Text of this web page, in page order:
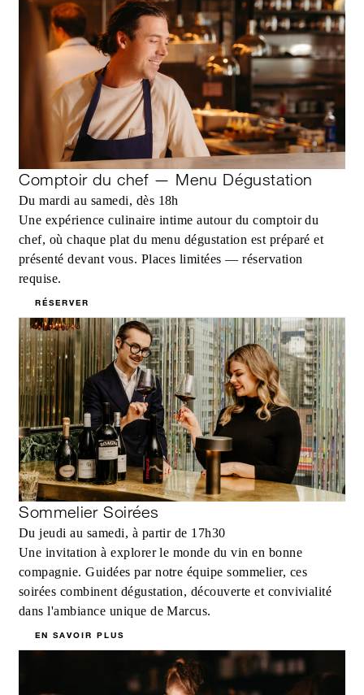
Comptoir du chef — Menu Dégustation
Du mardi au samedi, dès 18h
Une expérience culinaire intime autour du comptoir du
chef, où chaque plat du menu dégustation est préparé et
présenté devant vous. Places limitées — réservation
requise.
RÉSERVER
Sommelier Soirées
Du jeudi au samedi, à partir de 17h30
Une invitation à explorer le monde du vin en bonne
compagnie. Guidées par notre équipe sommelier, ces
soirées combinent dégustation, découverte et convivialité
dans l'ambiance unique de Marcus.
EN SAVOIR PLUS